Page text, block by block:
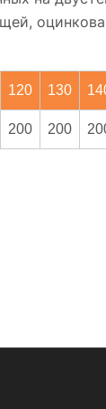
120 130
200 200